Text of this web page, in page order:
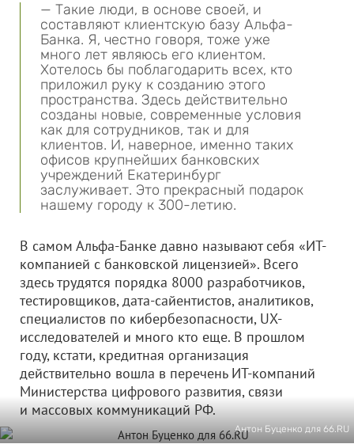
— Такие люди, в основе своей, и
составляют клиентскую базу Альфа-
Банка. Я, честно говоря, тоже уже
много лет являюсь его клиентом.
Хотелось бы поблагодарить всех, кто
приложил руку к созданию этого
пространства. Здесь действительно
созданы новые, современные условия
как для сотрудников, так и для
клиентов. И, наверное, именно таких
офисов крупнейших банковских
учреждений Екатеринбург
заслуживает. Это прекрасный подарок
нашему городу к 300-летию.
В самом Альфа-Банке давно называют себя «ИТ-
компанией с банковской лицензией». Всего
здесь трудятся порядка 8000 разработчиков,
тестировщиков, дата-сайентистов, аналитиков,
специалистов по кибербезопасности, UX-
исследователей и много кто еще. В прошлом
году, кстати, кредитная организация
действительно вошла в перечень ИТ-компаний
Министерства цифрового развития, связи
и массовых коммуникаций РФ.
Антон Буценко для 66.RU